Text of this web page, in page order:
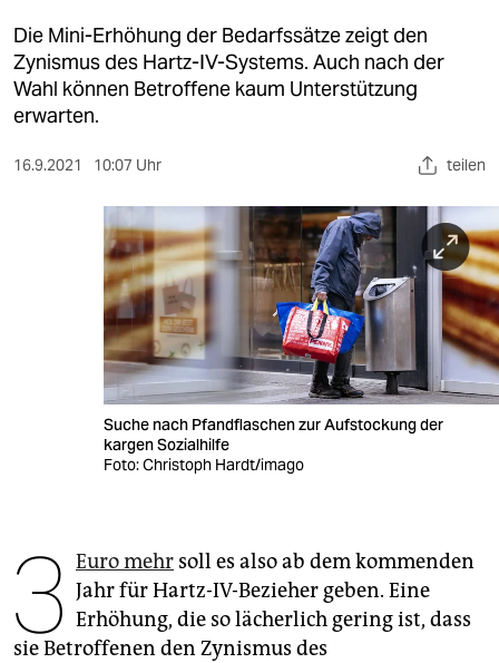
kultur
sport
wahrheit
veranstaltungen
fragen & hilfe
genossenschaft
epaper login
Die Mini-Erhöhung der Bedarfssätze zeigt den
Zynismus des Hartz-IV-Systems. Auch nach der
Wahl können Betroffene kaum Unterstützung
erwarten.
16.9.2021 10:07 Uhr teilen
Suche nach Pfandflaschen zur Aufstockung der
kargen Sozialhilfe
Foto: Christoph Hardt/imago
3 Euro mehr soll es also ab dem kommenden
Jahr für Hartz-IV-Bezieher geben. Eine
Erhöhung, die so lächerlich gering ist, dass
sie Betroffenen den Zynismus des